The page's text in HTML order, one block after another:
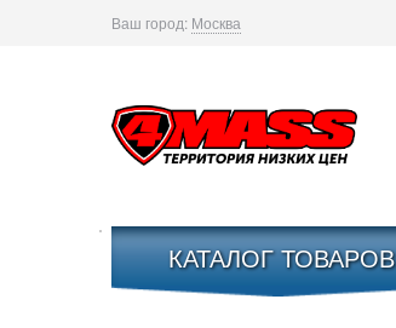
Ваш город: Москва
КАТАЛОГ ТОВАРОВ